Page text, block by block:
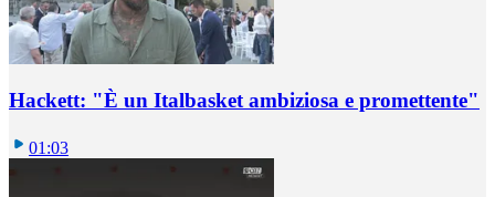
Hackett: "È un Italbasket ambiziosa e promettente"
01:03